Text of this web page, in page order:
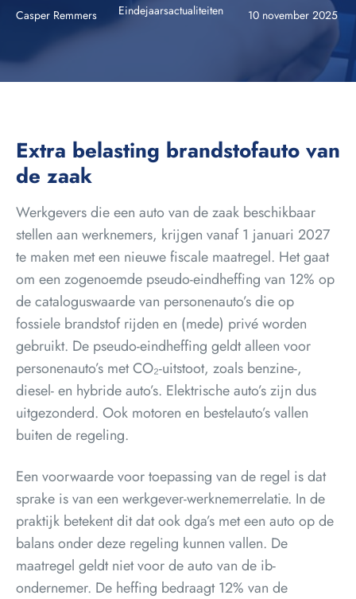
Casper Remmers
Eindejaarsactualiteiten
10 november 2025
Extra belasting brandstofauto van
de zaak
Werkgevers die een auto van de zaak beschikbaar
stellen aan werknemers, krijgen vanaf 1 januari 2027
te maken met een nieuwe fiscale maatregel. Het gaat
om een zogenoemde pseudo-eindheffing van 12% op
de cataloguswaarde van personenauto’s die op
fossiele brandstof rijden en (mede) privé worden
gebruikt. De pseudo-eindheffing geldt alleen voor
personenauto’s met CO₂-uitstoot, zoals benzine-,
diesel- en hybride auto’s. Elektrische auto’s zijn dus
uitgezonderd. Ook motoren en bestelauto’s vallen
buiten de regeling.
Een voorwaarde voor toepassing van de regel is dat
sprake is van een werkgever-werknemerrelatie. In de
praktijk betekent dit dat ook dga’s met een auto op de
balans onder deze regeling kunnen vallen. De
maatregel geldt niet voor de auto van de ib-
ondernemer. De heffing bedraagt 12% van de